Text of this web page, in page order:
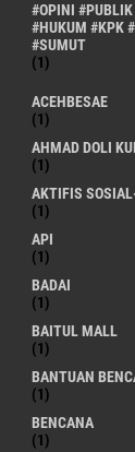
#OPINI
#HUKUM #KPK
#SUMUT
(1)
ACEHBESAE
(1)
AHMAD DOLI
(1)
AKTIFIS
(1)
API
(1)
BADAI
(1)
BAITUL MALL
(1)
BANTUAN
(1)
BENCANA
(1)